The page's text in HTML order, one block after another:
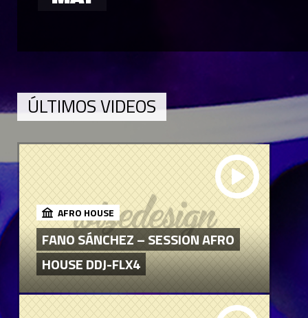
ÚLTIMOS VIDEOS
AFRO HOUSE
FANO SÁNCHEZ – SESSION AFRO
HOUSE DDJ-FLX4